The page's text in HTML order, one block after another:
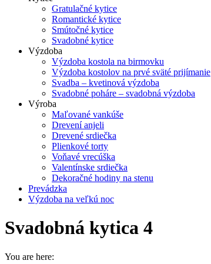
Gratulačné kytice
Romantické kytice
Smútočné kytice
Svadobné kytice
Výzdoba
Výzdoba kostola na birmovku
Výzdoba kostolov na prvé sväté prijímanie
Svadba – kvetinová výzdoba
Svadobné poháre – svadobná výzdoba
Výroba
Maľované vankúše
Drevení anjeli
Drevené srdiečka
Plienkové torty
Voňavé vrecúška
Valentínske srdiečka
Dekoračné hodiny na stenu
Prevádzka
Výzdoba na veľkú noc
Svadobná kytica 4
You are here: